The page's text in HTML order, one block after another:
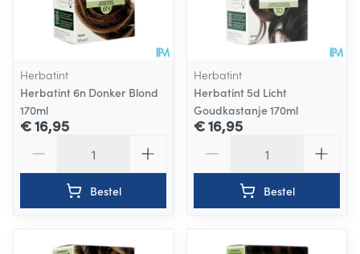
Herbatint
Herbatint 6n Donker Blond
170ml
€ 16,95
Bestel
Herbatint
Herbatint 5d Licht
Goudkastanje 170ml
€ 16,95
Bestel